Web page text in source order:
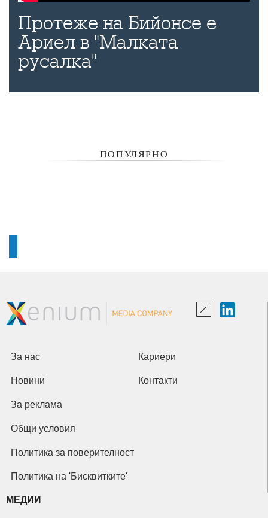
Протеже на Бийонсе е
Ариел в "Малката
русалка"
ПОПУЛЯРНО
За нас Кариери
Новини Контакти
За реклама
Общи условия
Политика за поверителност
Политика на 'Бисквитките'
МЕДИИ